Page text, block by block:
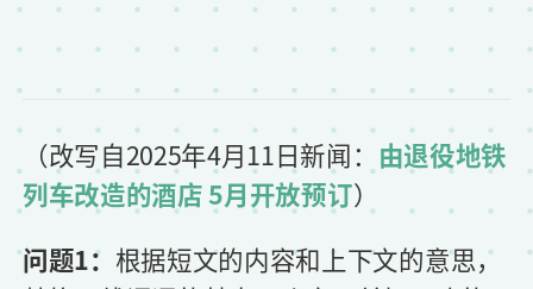
（改写自2025年4月11日新闻： 由退役地铁
列车改造的酒店 5月开放预订）
问题1： 根据短文的内容和上下文的意思，